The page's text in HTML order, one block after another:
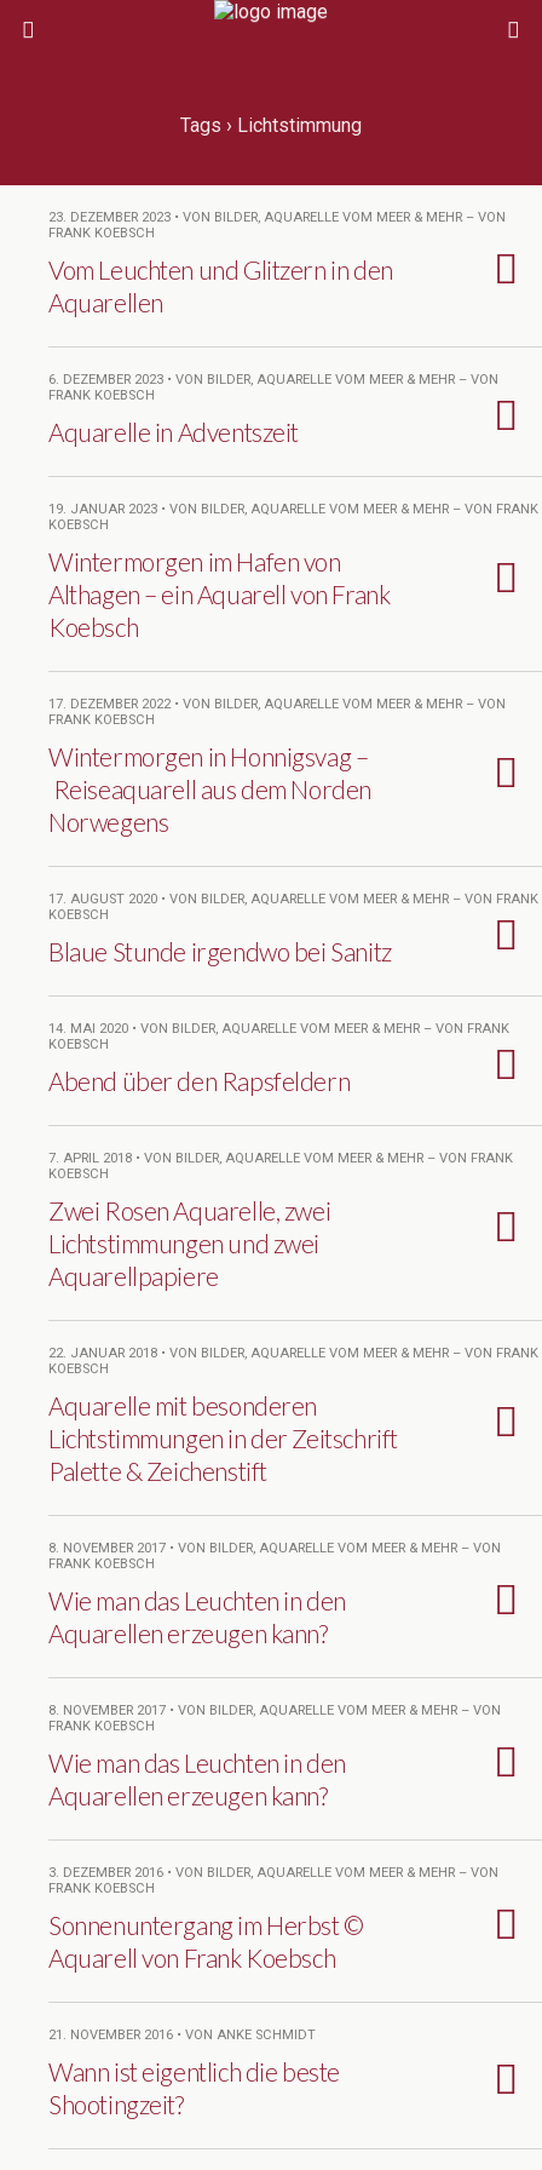
Tags › Lichtstimmung
23. DEZEMBER 2023 • VON BILDER, AQUARELLE VOM MEER & MEHR – VON
FRANK KOEBSCH
Vom Leuchten und Glitzern in den
Aquarellen
6. DEZEMBER 2023 • VON BILDER, AQUARELLE VOM MEER & MEHR – VON
FRANK KOEBSCH
Aquarelle in Adventszeit
19. JANUAR 2023 • VON BILDER, AQUARELLE VOM MEER & MEHR – VON FRANK
KOEBSCH
Wintermorgen im Hafen von
Althagen – ein Aquarell von Frank
Koebsch
17. DEZEMBER 2022 • VON BILDER, AQUARELLE VOM MEER & MEHR – VON
FRANK KOEBSCH
Wintermorgen in Honnigsvag –
Reiseaquarell aus dem Norden
Norwegens
17. AUGUST 2020 • VON BILDER, AQUARELLE VOM MEER & MEHR – VON FRANK
KOEBSCH
Blaue Stunde irgendwo bei Sanitz
14. MAI 2020 • VON BILDER, AQUARELLE VOM MEER & MEHR – VON FRANK
KOEBSCH
Abend über den Rapsfeldern
7. APRIL 2018 • VON BILDER, AQUARELLE VOM MEER & MEHR – VON FRANK
KOEBSCH
Zwei Rosen Aquarelle, zwei
Lichtstimmungen und zwei
Aquarellpapiere
22. JANUAR 2018 • VON BILDER, AQUARELLE VOM MEER & MEHR – VON FRANK
KOEBSCH
Aquarelle mit besonderen
Lichtstimmungen in der Zeitschrift
Palette & Zeichenstift
8. NOVEMBER 2017 • VON BILDER, AQUARELLE VOM MEER & MEHR – VON
FRANK KOEBSCH
Wie man das Leuchten in den
Aquarellen erzeugen kann?
8. NOVEMBER 2017 • VON BILDER, AQUARELLE VOM MEER & MEHR – VON
FRANK KOEBSCH
Wie man das Leuchten in den
Aquarellen erzeugen kann?
3. DEZEMBER 2016 • VON BILDER, AQUARELLE VOM MEER & MEHR – VON
FRANK KOEBSCH
Sonnenuntergang im Herbst ©
Aquarell von Frank Koebsch
21. NOVEMBER 2016 • VON ANKE SCHMIDT
Wann ist eigentlich die beste
Shootingzeit?